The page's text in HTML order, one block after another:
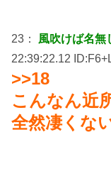
23： 風吹けば名無
22:39:22.12
>>18
こんなん近
全然凄くな